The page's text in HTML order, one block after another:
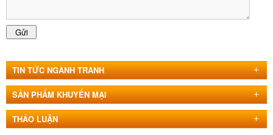
TIN TỨC NGÀNH TRANH
SẢN PHẨM KHUYẾN MẠI
THẢO LUẬN